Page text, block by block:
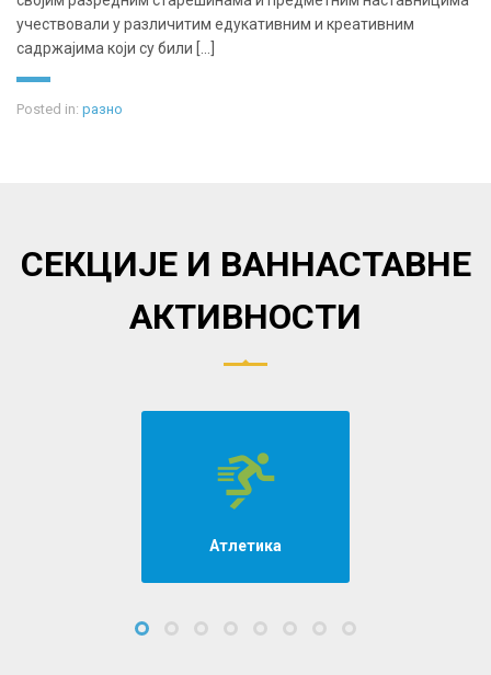
учествовали у различитим едукативним и креативним
садржајима који су били [...]
Posted in: разно
СЕКЦИЈЕ И ВАННАСТАВНЕ
АКТИВНОСТИ
Атлетика